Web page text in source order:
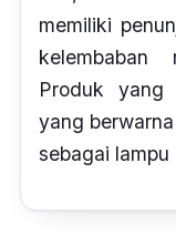
memiliki
kelembaban
Produk
yang
sebagai lampu